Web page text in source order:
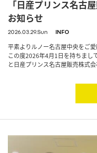
「日産プリンス名古
お知らせ
2026.03.29.Sun INFO
平素よりルノー名古屋中央をご
この度2026年4月1日を持ちまし
と日産プリンス名古屋販売株式